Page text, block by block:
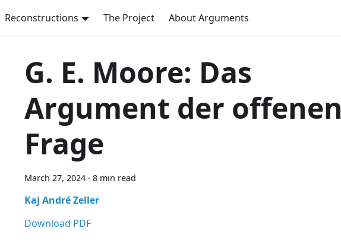
Reconstructions The Project About Arguments
G. E. Moore: Das
Argument der offenen
Frage
March 27, 2024 · 8 min read
Kaj André Zeller
Download PDF